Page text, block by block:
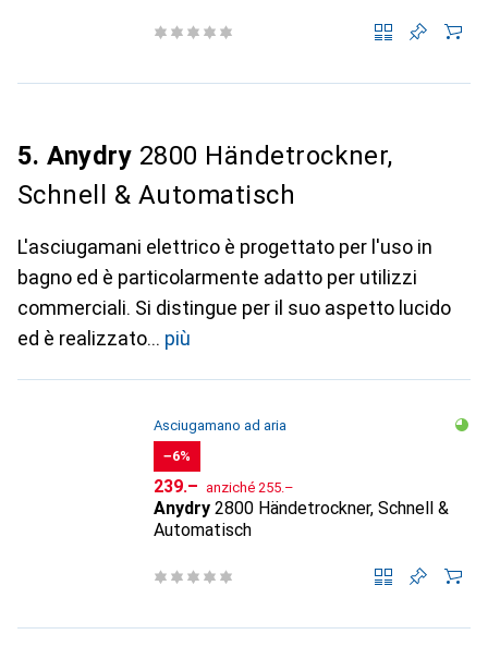
5. Anydry 2800 Händetrockner,
Schnell & Automatisch
L'asciugamani elettrico è progettato per l'uso in
bagno ed è particolarmente adatto per utilizzi
commerciali. Si distingue per il suo aspetto lucido
ed è realizzato
più
Asciugamano ad aria
−6%
CHF
239.– anziché CHF
255.–
Anydry 2800 Händetrockner, Schnell &
Automatisch